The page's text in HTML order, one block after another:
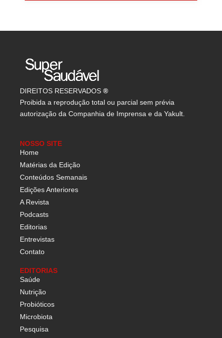
DIREITOS RESERVADOS ®
Proibida a reprodução total ou parcial sem prévia
autorização da Companhia de Imprensa e da Yakult.
NOSSO SITE
Home
Matérias da Edição
Conteúdos Semanais
Edições Anteriores
A Revista
Podcasts
Editorias
Entrevistas
Contato
EDITORIAS
Saúde
Nutrição
Probióticos
Microbiota
Pesquisa